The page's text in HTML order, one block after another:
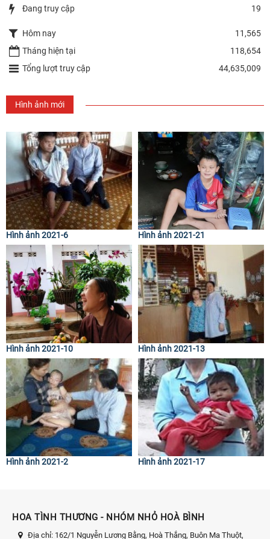
Đang truy cập 19
Hôm nay
11,565
Tháng hiện tại
118,654
Tổng lượt truy cập
44,635,009
Hình ảnh mới
Hình ảnh 2021-6 Hình ảnh 2021-21
Hình ảnh 2021-10 Hình ảnh 2021-13
Hình ảnh 2021-2 Hình ảnh 2021-17
HOA TÌNH THƯƠNG - NHÓM NHỎ HOÀ BÌNH
Địa chỉ: 162/1 Nguyễn Lương Bằng, Hoà Thắng, Buôn Ma Thuột,